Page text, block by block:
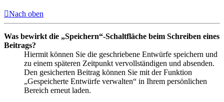
Nach oben
Was bewirkt die „Speichern“-Schaltfläche beim Schreiben eines
Beitrags?
Hiermit können Sie die geschriebene Entwürfe speichern und
zu einem späteren Zeitpunkt vervollständigen und absenden.
Den gesicherten Beitrag können Sie mit der Funktion
„Gespeicherte Entwürfe verwalten“ in Ihrem persönlichen
Bereich erneut laden.